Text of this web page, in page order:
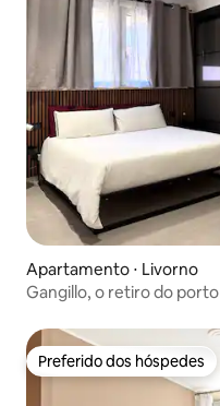
Apartamento ⋅ Livorno
Gangillo, o retiro do porto
Preferido dos hóspedes
Preferido dos hóspedes